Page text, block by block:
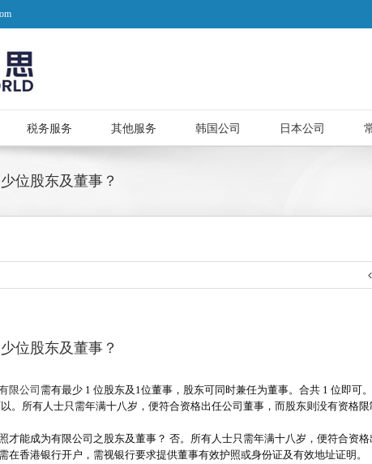
税务服务 其他服务 韩国公司 日本公司
位股东及董事？
位股东及董事？
限公司 需有最少 1 位股东及1位董事，股东可同时兼任为董事。合共 1 位即可
。所有人士只需年满十八岁，便符合资格出任公司董事，而股东则没有资格限
才能成为有限公司之股东及董事？ 否。所有人士只需年满十八岁，便符合资
在香港银行开户，需视银行要求提供董事有效护照或身份证及有效地址证明。